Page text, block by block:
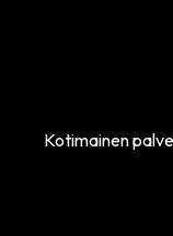
Kotimainen